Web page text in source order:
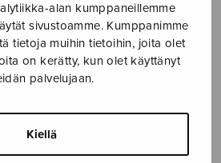
alan kumppaneillemme
sivustoamme. Kumppanimme
tietoja muihin tietoihin, joita olet
on kerätty, kun olet käyttänyt
palvelujaan.
Kiellä